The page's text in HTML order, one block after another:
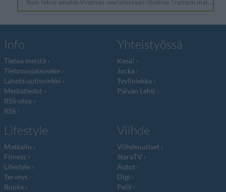
Info
Tietoa meistä
Tietosuojalauseke
Lähetä uutisvinkki
Mediatiedot
RSS-ohje
RSS
Yhteistyössä
Kesä!
Jocka
Tyyliniekka
Päivän Lehti
Lifestyle
Matkailu
Fitness
Lifestyle
Terveys
Ruoka
Viihde
Viihdeuutiset
StaraTV
Autot
Digi
Pelit